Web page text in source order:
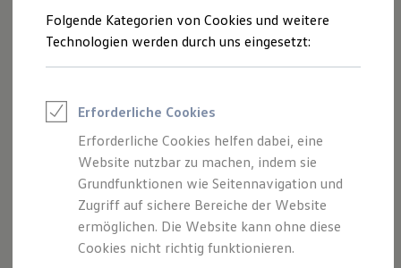
Saisonangebote
Reifenpakete
Leasing
Leasing-Angebote
Elektroauto Leasing
Kleinwagen-Leasing
Leasing ohne Anzahlung
Finanzierung
Autokredit mit Schlussrate
Versicherungen und Garantien
Kfz-Versicherung
Restschuldversicherungen
Garantien
den Größen XS–3XL erhältlich. Fragen Sie das gewünschte
Produkt gern bei Ihrem
Volkswagen Partner an.
Jetzt Sweatshirt mit 3D-Logo kaufen
Folgende Kategorien von Cookies und weitere
Technologien werden durch uns eingesetzt:
Erforderliche Cookies
Erforderliche Cookies helfen dabei, eine
Website nutzbar zu machen, indem sie
Grundfunktionen wie Seitennavigation und
Zugriff auf sichere Bereiche der Website
ermöglichen. Die Website kann ohne diese
Cookies nicht richtig funktionieren.